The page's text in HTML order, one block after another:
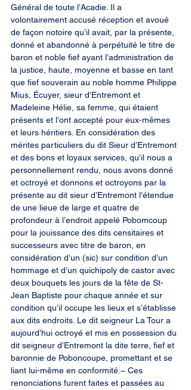
Général de toute l’Acadie. Il a
volontairement accusé réception et avoué
de façon notoire qu’il avait, par la présente,
donné et abandonné à perpétuité le titre de
baron et noble fief ayant l’administration de
la justice, haute, moyenne et basse en tant
que fief souverain au noble homme Philippe
Mius, Écuyer, sieur d’Entremont et
Madeleine Hélie, sa femme, qui étaient
présents et l’ont accepté pour eux-mêmes
et leurs héritiers. En considération des
mérites particuliers du dit Sieur d’Entremont
et des bons et loyaux services, qu’il nous a
personnellement rendu, nous avons donné
et octroyé et donnons et octroyons par la
présente au dit sieur d’Entremont l’étendue
de une lieue de large et quatre de
profondeur à l’endroit appelé Pobomcoup
pour la jouissance des dits censitaires et
successeurs avec titre de baron, en
considération d’un (sic) sur condition d’un
hommage et d’un quichipoly de castor avec
deux bouquets les jours de la fête de St-
Jean Baptiste pour chaque année et sur
condition qu’il occupe les lieux et s’établisse
aux dits endroits. Le dit seigneur La Tour a
aujourd’hui octroyé et mis en possession du
dit seigneur d’Entremont la dite terre, fief et
baronnie de Poboncoupe, promettant et se
liant lui-même en conformité.– Ces
renonciations furent faites et passées au